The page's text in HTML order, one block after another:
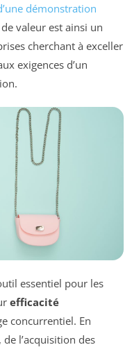
démonstration
valeur est ainsi un
cherchant à exceller
exigences d’un
essentiel pour les
efficacité
concurrentiel. En
l’acquisition des